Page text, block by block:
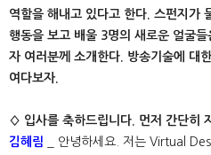
역할을 해내고 있다고 한다. 스펀지가
행동을 보고 배울 3명의 새로운 얼굴
자 여러분께 소개한다. 방송기술에 대
여다보자.
◊ 입사를 축하드립니다. 먼저 간단히
김혜림 _ 안녕하세요. 저는 Virtual